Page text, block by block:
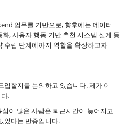
업무를 기반으로, 향후에는 데이터
, 사용자 행동 기반 추천 시스템 설계 등
수립 단계에까지 역할을 확장하고자
입할지를 논의하고 있습니다. 제가 이
.
이 많은 사람은 퇴근시간이 늦어지고
었다는 반증입니다.